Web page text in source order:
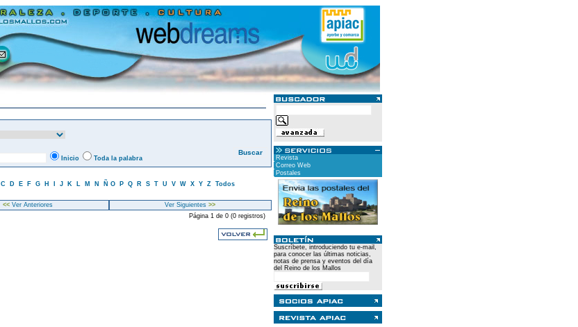
Inicio
Toda la palabra
C D E F G H J K L M N Ñ O P Q R S T U V W X Y Z Todos
<<Ver Anteriores Ver Siguientes >>
Página 1 de 0 (0 registros)
Revista
Correo Web
Postales
Suscríbete, introduciendo tu e-mail,
para conocer las últimas noticias,
notas de prensa y eventos del día
del Reino de los Mallos